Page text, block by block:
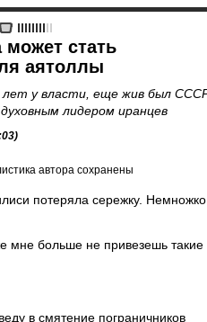
может стать
аятоллы
лет у власти, еще жив был
лидером иранцев
автора сохранены
потеряла сережку. Немножко
мне больше не привезешь такие
в смятение пограничников